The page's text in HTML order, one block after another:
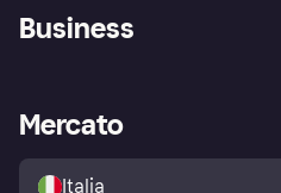
Assistenza
Esplora i negozi
Politica di protezione
dell'acquirente Klarna
Business
Accesso aziende
Mercato
Italia